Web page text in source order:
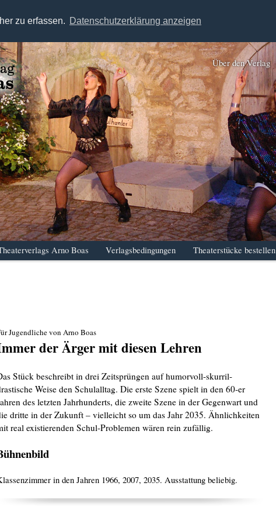
zu erfassen. Datenschutzerklärung anzeigen
Über den Verlag
Arno Boas Verlagsbedingungen Theaterstücke bestellen
Jugendliche von Arno Boas
der Ärger mit diesen Lehren
Stück beschreibt in drei Zeitsprüngen auf humorvoll-skurril-
Weise den Schulalltag. Die erste Szene spielt in den 60-er
des letzten Jahrhunderts, die zweite Szene in der Gegenwart und
dritte in der Zukunft – vielleicht so um das Jahr 2035. Ähnlichkeiten
real existierenden Schul-Problemen wären rein zufällig.
in den Jahren 1966, 2007, 2035. Ausstattung beliebig.